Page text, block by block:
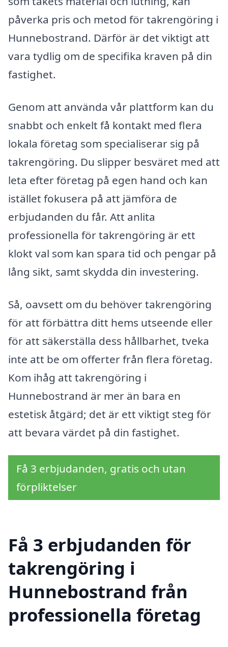
påverka pris och metod för takrengöring i
Hunnebostrand. Därför är det viktigt att
vara tydlig om de specifika kraven på din
fastighet.
Genom att använda vår plattform kan du
snabbt och enkelt få kontakt med flera
lokala företag som specialiserar sig på
takrengöring. Du slipper besväret med att
leta efter företag på egen hand och kan
istället fokusera på att jämföra de
erbjudanden du får. Att anlita
professionella för takrengöring är ett
klokt val som kan spara tid och pengar på
lång sikt, samt skydda din investering.
Så, oavsett om du behöver takrengöring
för att förbättra ditt hems utseende eller
för att säkerställa dess hållbarhet, tveka
inte att be om offerter från flera företag.
Kom ihåg att takrengöring i
Hunnebostrand är mer än bara en
estetisk åtgärd; det är ett viktigt steg för
att bevara värdet på din fastighet.
Få 3 erbjudanden, gratis och utan
förpliktelser
Få 3 erbjudanden för
takrengöring i
Hunnebostrand från
professionella företag